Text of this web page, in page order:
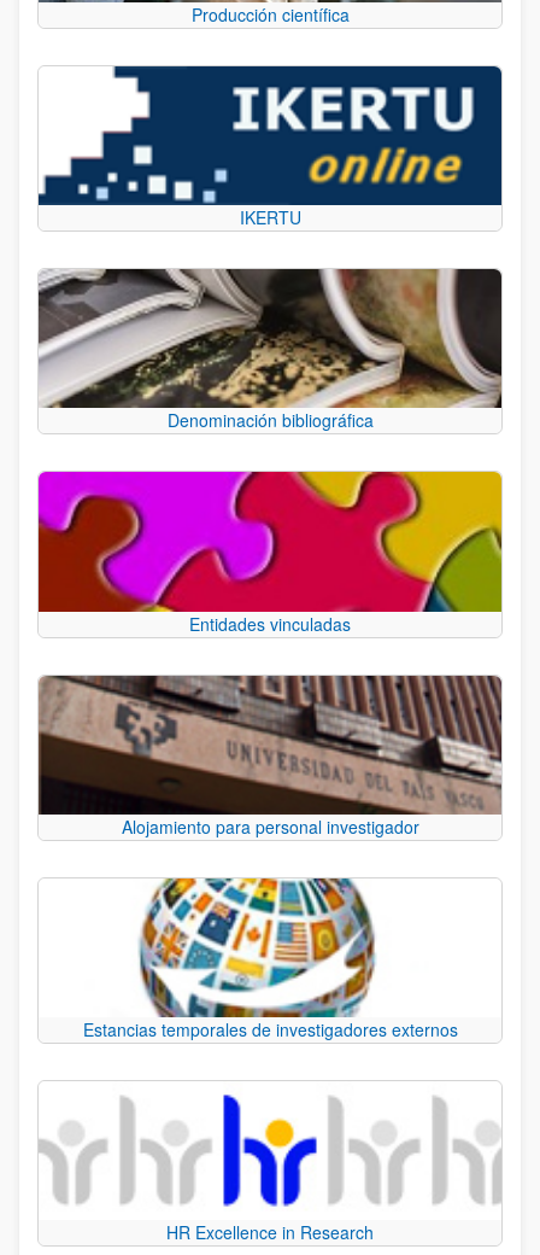
Producción científica
IKERTU
Denominación bibliográfica
Entidades vinculadas
Alojamiento para personal investigador
Estancias temporales de investigadores externos
HR Excellence in Research